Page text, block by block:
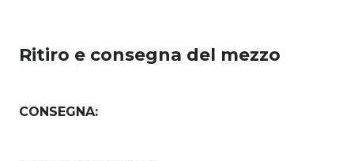
Ritiro e consegna del mezzo
CONSEGNA: